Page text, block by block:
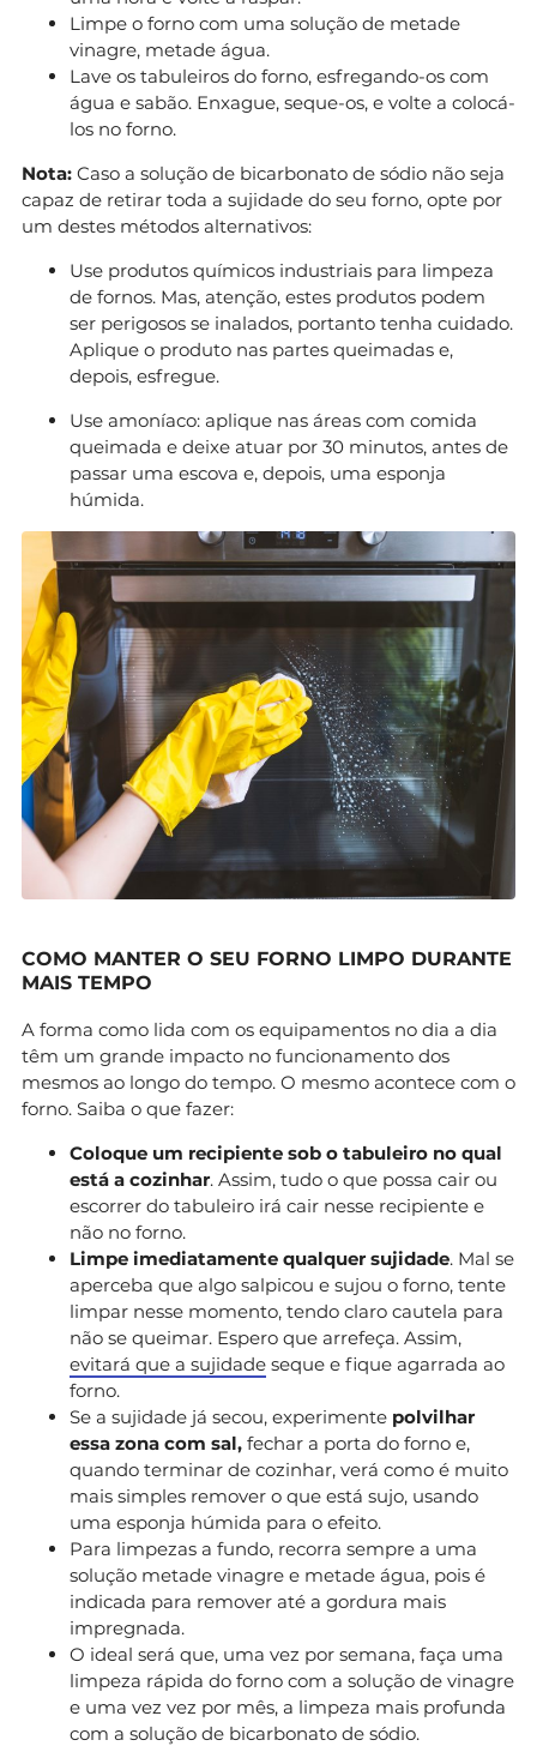
Limpe o forno com uma solução de metade
vinagre, metade água.
Lave os tabuleiros do forno, esfregando-os com
água e sabão. Enxague, seque-os, e volte a colocá-
los no forno.
Nota: Caso a solução de bicarbonato de sódio não seja
capaz de retirar toda a sujidade do seu forno, opte por
um destes métodos alternativos:
Use produtos químicos industriais para limpeza
de fornos. Mas, atenção, estes produtos podem
ser perigosos se inalados, portanto tenha cuidado.
Aplique o produto nas partes queimadas e,
depois, esfregue.
Use amoníaco: aplique nas áreas com comida
queimada e deixe atuar por 30 minutos, antes de
passar uma escova e, depois, uma esponja
húmida.
COMO MANTER O SEU FORNO LIMPO DURANTE
MAIS TEMPO
A forma como lida com os equipamentos no dia a dia
têm um grande impacto no funcionamento dos
mesmos ao longo do tempo. O mesmo acontece com o
forno. Saiba o que fazer:
Coloque um recipiente sob o tabuleiro no qual
está a cozinhar. Assim, tudo o que possa cair ou
escorrer do tabuleiro irá cair nesse recipiente e
não no forno.
Limpe imediatamente qualquer sujidade. Mal se
aperceba que algo salpicou e sujou o forno, tente
limpar nesse momento, tendo claro cautela para
não se queimar. Espero que arrefeça. Assim,
evitará que a sujidade seque e fique agarrada ao
forno.
Se a sujidade já secou, experimente polvilhar
essa zona com sal, fechar a porta do forno e,
quando terminar de cozinhar, verá como é muito
mais simples remover o que está sujo, usando
uma esponja húmida para o efeito.
Para limpezas a fundo, recorra sempre a uma
solução metade vinagre e metade água, pois é
indicada para remover até a gordura mais
impregnada.
O ideal será que, uma vez por semana, faça uma
limpeza rápida do forno com a solução de vinagre
e uma vez vez por mês, a limpeza mais profunda
com a solução de bicarbonato de sódio.